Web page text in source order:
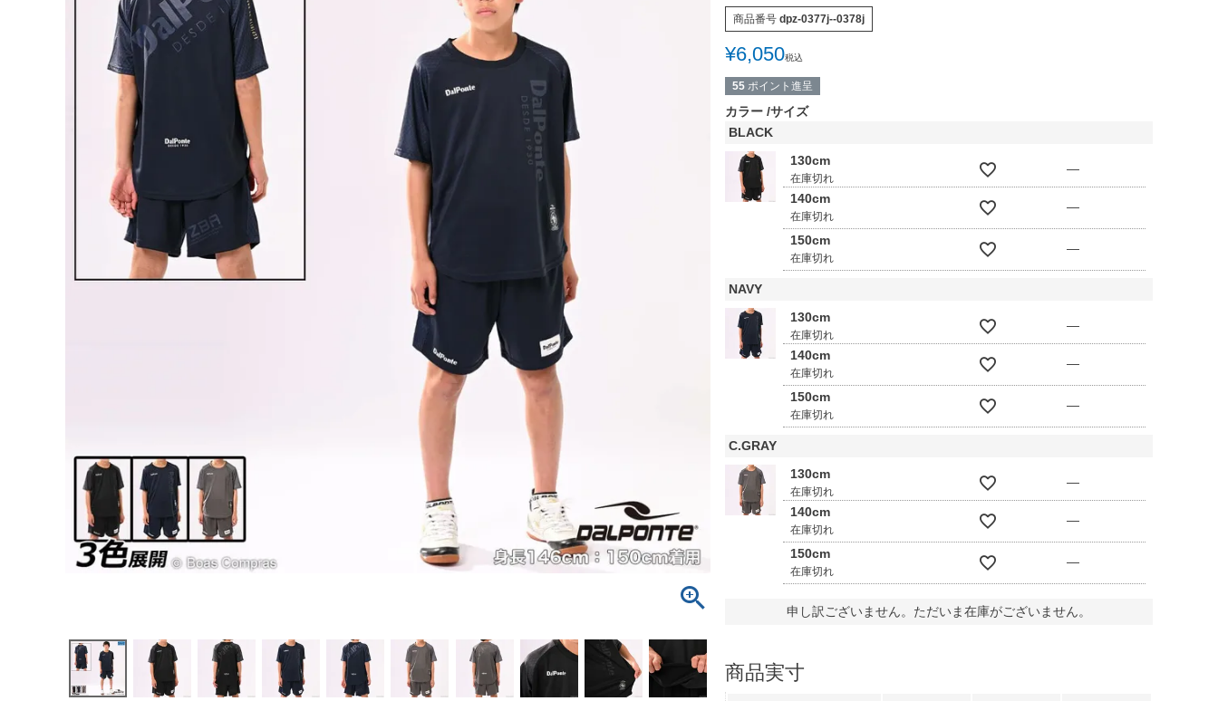
商品番号 dpz-0377j--0378j
¥6,050税込
55 ポイント進呈
カラー サイズ
BLACK
130cm
在庫切れ
—
140cm
在庫切れ
—
150cm
在庫切れ
—
NAVY
130cm
在庫切れ
—
140cm
在庫切れ
—
150cm
在庫切れ
—
C.GRAY
130cm
在庫切れ
—
140cm
在庫切れ
—
150cm
在庫切れ
—
申し訳ございません。ただいま在庫がございません。
商品実寸